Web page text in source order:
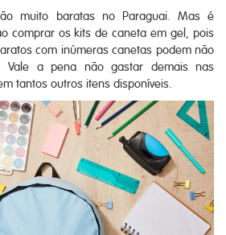
muito baratas no Paraguai. Mas é
comprar os kits de caneta em gel, pois
com inúmeras canetas podem não
Vale a pena não gastar demais nas
tantos outros itens disponíveis.